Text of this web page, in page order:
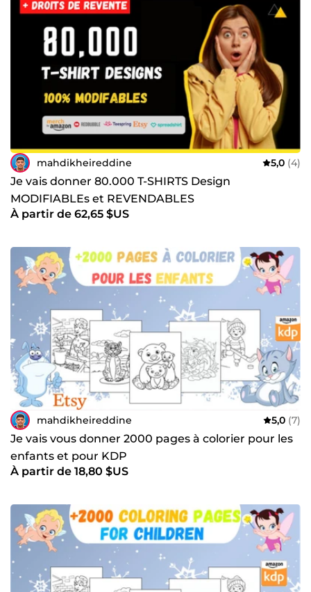
mahdikheireddine 5,0 (4)
Je vais donner 80.000 T-SHIRTS Design
MODIFIABLEs et REVENDABLES
À partir de 62,65 $US
mahdikheireddine 5,0 (7)
Je vais vous donner 2000 pages à colorier pour les
enfants et pour KDP
À partir de 18,80 $US